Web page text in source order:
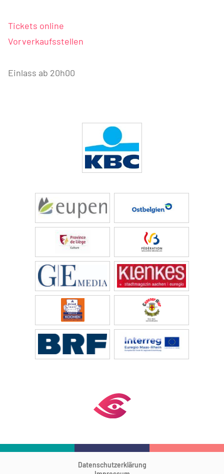
Tickets online
Vorverkaufsstellen
Einlass ab 20h00
Datenschutzerklärung